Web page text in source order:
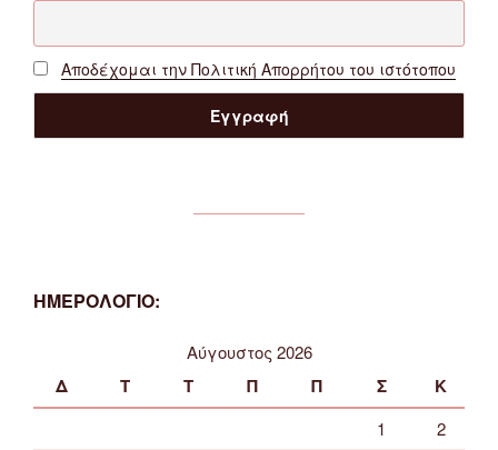
Αποδέχομαι την Πολιτική Απορρήτου του ιστότοπου
ΗΜΕΡΟΛΟΓΙΟ:
Αύγουστος 2026
Δ Τ Τ Π Π Σ Κ
1
2